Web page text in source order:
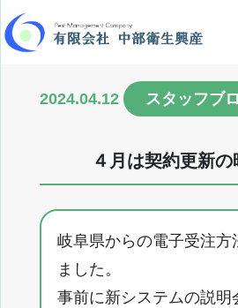
2024.04.12 スタッフブ
４月は契約更新
岐阜県からの電子受注方
ました。
事前に新システムの説明